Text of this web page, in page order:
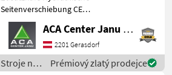
Seitenverschiebung CE
Ausstattungspaket
Standardgelenkwelle
montiert Hydraulisches
Komfortpaket Steinsc
ACA Center Janu GmbH
2201 Gerasdorf
Stroje na
Prémiový zlatý prodejce